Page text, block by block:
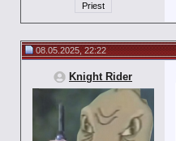
Priest
08.05.2025, 22:22
Knight Rider